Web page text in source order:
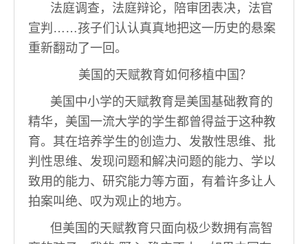
法庭调查，法庭辩论，陪审团表决，法官
宣判……孩子们认认真真地把这一历史的悬案
重新翻动了一回。
美国的天赋教育如何移植中国？
美国中小学的天赋教育是美国基础教育的
精华，美国一流大学的学生都曾得益于这种教
育。其在培养学生的创造力、发散性思维、批
判性思维、发现问题和解决问题的能力、学以
致用的能力、研究能力等方面，有着许多让人
拍案叫绝、叹为观止的地方。
但美国的天赋教育只面向极少数拥有高智